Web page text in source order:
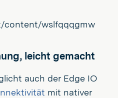
leicht gemacht
auch der Edge IO
mit nativer